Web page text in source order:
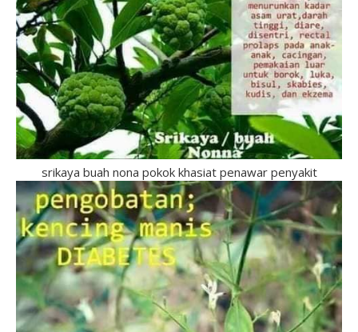
srikaya buah nona pokok khasiat penawar penyakit